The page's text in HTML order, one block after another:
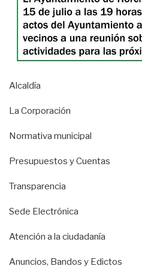
Alcaldía
La Corporación
Normativa municipal
Presupuestos y Cuentas
Transparencia
Sede Electrónica
Atención a la ciudadanía
Anuncios, Bandos y Edictos